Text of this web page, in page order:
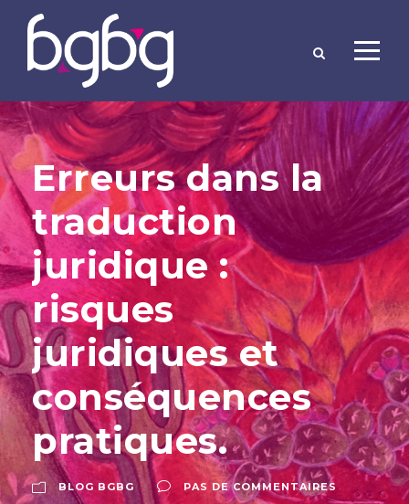
Erreurs dans la
traduction
juridique :
risques
juridiques et
conséquences
pratiques.
BLOG BGBG PAS DE COMMENTAIRES